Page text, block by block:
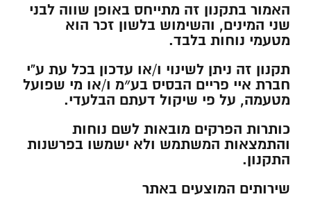
האמור בתקנון זה מתייחס באופן שווה לבני
שני המינים, והשימוש בלשון זכר הוא
מטעמי נוחות בלבד.
תקנון זה ניתן לשינוי ו/או עדכון בכל עת ע”י
חברת איי פריים הבסיס בע״מ ו/או מי שפועל
מטעמה, על פי שיקול דעתם הבלעדי.
כותרות הפרקים מובאות לשם נוחות
והתמצאות המשתמש ולא ישמשו בפרשנות
התקנון.
שירותים המוצעים באתר